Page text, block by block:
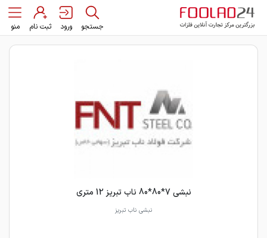
جستجو ورود ثبت نام منو
نبشی 7*80*80 ناب تبریز 12 متری
نبشی ناب تبریز